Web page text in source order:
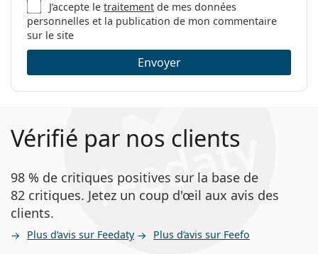
Combien de temps peut-on porter les
Precision7?
Peut-on dormir avec les Precision7?
J’accepte letraitement de mes données
personnelles et la publication de mon commentaire
sur le site
Envoyer
Vérifié par nos clients
98 % de critiques positives sur la base de
82 critiques. Jetez un coup d'œil aux avis des
clients.
Plus d’avis sur Feedaty Plus d’avis sur Feefo